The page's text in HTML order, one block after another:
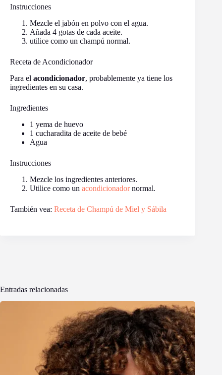
Instrucciones
Mezcle el jabón en polvo con el agua.
Añada 4 gotas de cada aceite.
utilice como un champú normal.
Receta de Acondicionador
Para el acondicionador, probablemente ya tiene los
ingredientes en su casa.
Ingredientes
1 yema de huevo
1 cucharadita de aceite de bebé
Agua
Instrucciones
Mezcle los ingredientes anteriores.
Utilice como un acondicionadornormal.
También vea: Receta de Champú de Miel y Sábila
Entradas relacionadas